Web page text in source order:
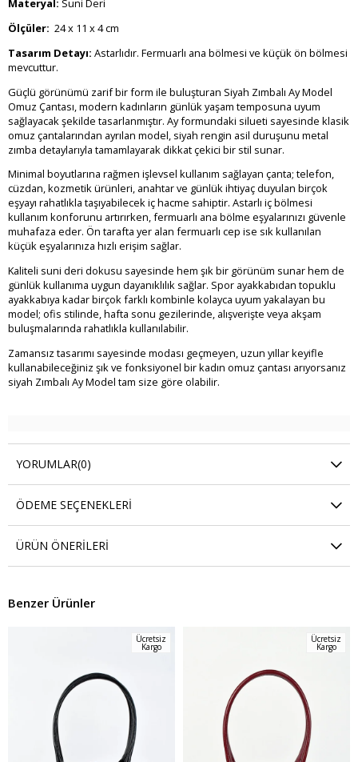
Materyal: Suni Deri
Ölçüler: 24 x 11 x 4 cm
Tasarım Detayı: Astarlıdır. Fermuarlı ana bölmesi ve küçük ön bölmesi
mevcuttur.
Güçlü görünümü zarif bir form ile buluşturan Siyah Zımbalı Ay Model
Omuz Çantası, modern kadınların günlük yaşam temposuna uyum
sağlayacak şekilde tasarlanmıştır. Ay formundaki silueti sayesinde klasik
omuz çantalarından ayrılan model, siyah rengin asil duruşunu metal
zımba detaylarıyla tamamlayarak dikkat çekici bir stil sunar.
Minimal boyutlarına rağmen işlevsel kullanım sağlayan çanta; telefon,
cüzdan, kozmetik ürünleri, anahtar ve günlük ihtiyaç duyulan birçok
eşyayı rahatlıkla taşıyabilecek iç hacme sahiptir. Astarlı iç bölmesi
kullanım konforunu artırırken, fermuarlı ana bölme eşyalarınızı güvenle
muhafaza eder. Ön tarafta yer alan fermuarlı cep ise sık kullanılan
küçük eşyalarınıza hızlı erişim sağlar.
Kaliteli suni deri dokusu sayesinde hem şık bir görünüm sunar hem de
günlük kullanıma uygun dayanıklılık sağlar. Spor ayakkabıdan topuklu
ayakkabıya kadar birçok farklı kombinle kolayca uyum yakalayan bu
model; ofis stilinde, hafta sonu gezilerinde, alışverişte veya akşam
buluşmalarında rahatlıkla kullanılabilir.
Zamansız tasarımı sayesinde modası geçmeyen, uzun yıllar keyifle
kullanabileceğiniz şık ve fonksiyonel bir kadın omuz çantası arıyorsanız
siyah Zımbalı Ay Model tam size göre olabilir.
YORUMLAR(0)
ÖDEME SEÇENEKLERI
ÜRÜN ÖNERILERI
Benzer Ürünler
Ücretsiz
Kargo
Ücretsiz
Kargo